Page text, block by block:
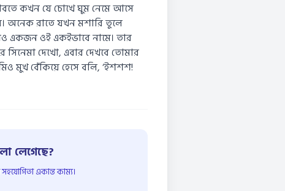
কখন যে চোখে ঘুম নেমে আসে
অনেক রাতে যখন মশারি তুলে
একজন ওই একইভাবে নামে। তার
দেখো, এবার দেখবে তোমার
মুখ বেঁকিয়ে হেসে বলি, ‘ইশশশ!
লেগেছে?
একান্ত কাম্য।